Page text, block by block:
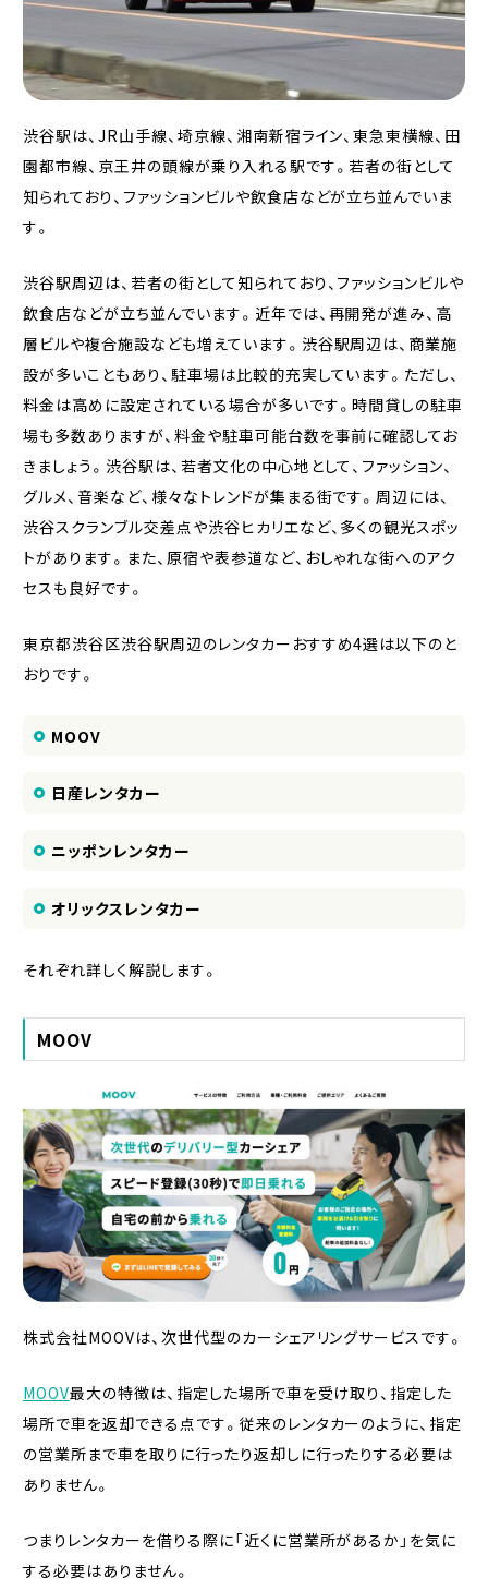
渋谷駅は、JR山手線、埼京線、湘南新宿ライン、東急東横線、田
園都市線、京王井の頭線が乗り入れる駅です。若者の街として
知られており、ファッションビルや飲食店などが立ち並んでいま
す。
渋谷駅周辺は、若者の街として知られており、ファッションビルや
飲食店などが立ち並んでいます。近年では、再開発が進み、高
層ビルや複合施設なども増えています。渋谷駅周辺は、商業施
設が多いこともあり、駐車場は比較的充実しています。ただし、
料金は高めに設定されている場合が多いです。時間貸しの駐車
場も多数ありますが、料金や駐車可能台数を事前に確認してお
きましょう。渋谷駅は、若者文化の中心地として、ファッション、
グルメ、音楽など、様々なトレンドが集まる街です。周辺には、
渋谷スクランブル交差点や渋谷ヒカリエなど、多くの観光スポッ
トがあります。また、原宿や表参道など、おしゃれな街へのアク
セスも良好です。
東京都渋谷区渋谷駅周辺のレンタカーおすすめ4選は以下のと
おりです。
MOOV
日産レンタカー
ニッポンレンタカー
オリックスレンタカー
それぞれ詳しく解説します。
MOOV
株式会社MOOVは、次世代型のカーシェアリングサービスです。
MOOV最大の特徴は、指定した場所で車を受け取り、指定した
場所で車を返却できる点です。従来のレンタカーのように、指定
の営業所まで車を取りに行ったり返却しに行ったりする必要は
ありません。
つまりレンタカーを借りる際に「近くに営業所があるか」を気に
する必要はありません。